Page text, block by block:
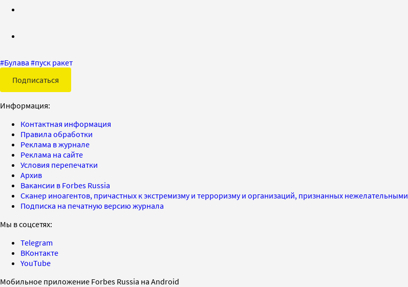
#Булава #пуск ракет
Подписаться
Информация:
Контактная информация
Правила обработки
Реклама в журнале
Реклама на сайте
Условия перепечатки
Архив
Вакансии в Forbes Russia
Сканер иноагентов, причастных к экстремизму и терроризму и организаций, признанных нежелательными
Подписка на печатную версию журнала
Мы в соцсетях:
Telegram
ВКонтакте
YouTube
Мобильное приложение Forbes Russia на Android